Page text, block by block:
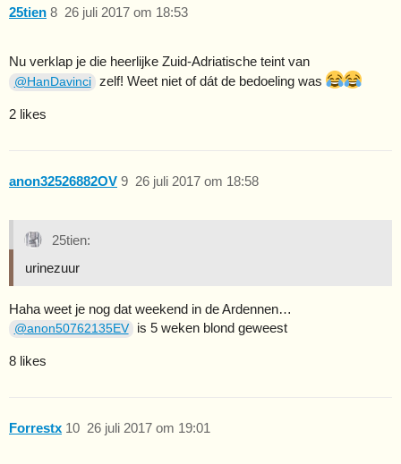
25tien 26 juli 2017 om 18:53
8
Nu verklap je die heerlijke Zuid-Adriatische teint van
@HanDavinci zelf! Weet niet of dát de bedoeling was
2 likes
anon32526882OV 26 juli 2017 om 18:58
9
25tien:
urinezuur
Haha weet je nog dat weekend in de Ardennen…
@anon50762135EV is 5 weken blond geweest
8 likes
Forrestx 26 juli 2017 om 19:01
10